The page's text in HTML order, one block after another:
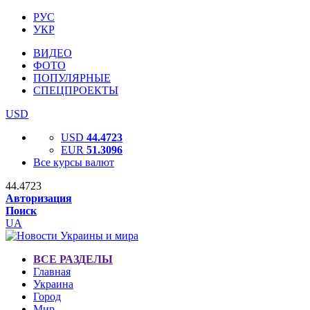
РУС
УКР
ВИДЕО
ФОТО
ПОПУЛЯРНЫЕ
СПЕЦПРОЕКТЫ
USD
USD 44.4723
EUR 51.3096
Все курсы валют
44.4723
Авторизация
Поиск
UA
ВСЕ РАЗДЕЛЫ
Главная
Украина
Город